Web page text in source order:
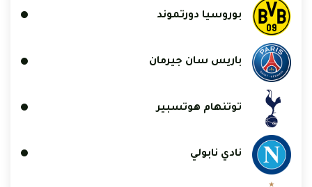
بوروسيا دورتموند
باريس سان جيرمان
توتنهام هوتسبير
نادي نابولي